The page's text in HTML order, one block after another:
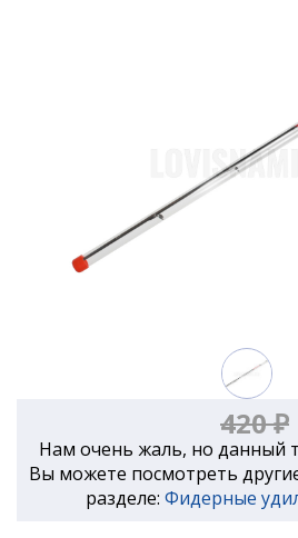
420 ₽
Нам очень жаль, но данный
Вы можете посмотреть
разделе: Фидерные